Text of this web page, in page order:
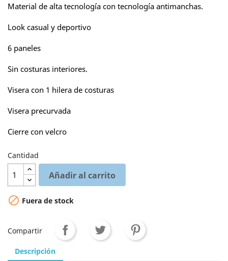
Material de alta tecnología con tecnología antimanchas.
Look casual y deportivo
6 paneles
Sin costuras interiores.
Visera con 1 hilera de costuras
Visera precurvada
Cierre con velcro
Cantidad
Añadir al carrito
 Fuera de stock
Compartir
Descripción